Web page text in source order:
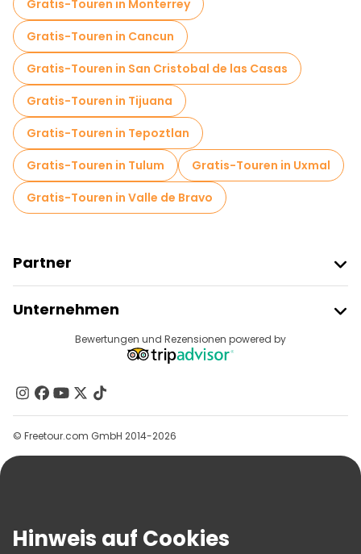
Gratis-Touren in Monterrey
Gratis-Touren in Cancun
Gratis-Touren in San Cristobal de las Casas
Gratis-Touren in Tijuana
Gratis-Touren in Tepoztlan
Gratis-Touren in Tulum
Gratis-Touren in Uxmal
Gratis-Touren in Valle de Bravo
Partner
Anbieter-Anmeldung
Affiliate-Programm
Unternehmen
Reiseziele
Kontakt
Gruppen
Hilfe
AGB Und Rechtliches
Bewertungen und Rezensionen powered by
© Freetour.com GmbH 2014-2026
Hinweis auf Cookies